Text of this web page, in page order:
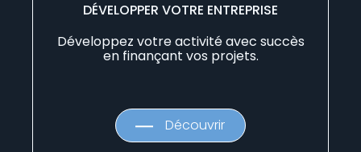
DÉVELOPPER VOTRE ENTREPRISE
Développez votre activité avec succès
en finançant vos projets.
Découvrir